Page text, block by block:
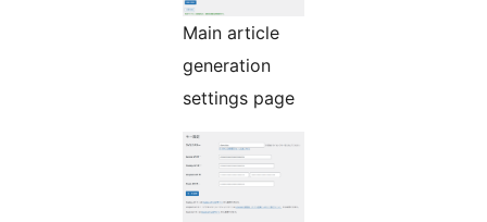
Main article
generation
settings page